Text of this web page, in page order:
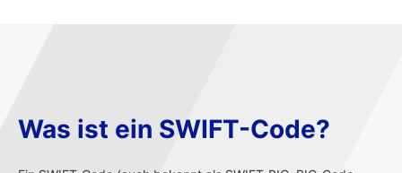
Was ist ein SWIFT-Code?